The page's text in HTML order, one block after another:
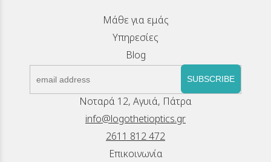
Μάθε για εμάς
Υπηρεσίες
Blog
SUBSCRIBE
Νοταρά 12, Αγυιά, Πάτρα
info@logothetioptics.gr
2611 812 472
Επικοινωνία